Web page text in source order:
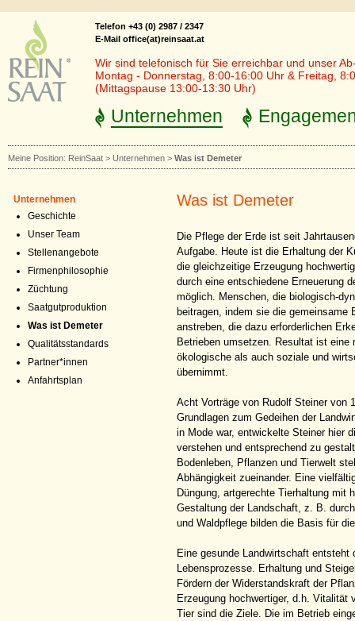
Telefon +43 (0) 2987 / 2347
E-Mail office(at)reinsaat.at
Wir sind telefonisch für Sie erreichbar und unser
Montag - Donnerstag, 8:00-16:00 Uhr & Freitag,
(Mittagspause 13:00-13:30 Uhr)
Unternehmen
Meine Position: ReinSaat > Unternehmen > Was ist Demeter
Unternehmen
Geschichte
Unser Team
Stellenangebote
Firmenphilosophie
Züchtung
Saatgutproduktion
Was ist Demeter
Qualitätsstandards
Partner*innen
Anfahrtsplan
Was ist Demeter
Die Pflege der Erde ist seit
Aufgabe. Heute ist die Erhaltung der
die gleichzeitige Erzeugung
durch eine entschiedene Erneuerung
möglich. Menschen, die biologisch-
beitragen, indem sie die
anstreben, die dazu erforderlichen
Betrieben umsetzen. Resultat ist
ökologische als auch soziale und
übernimmt.
Acht Vorträge von Rudolf Steiner von
Grundlagen zum Gedeihen der
in Mode war, entwickelte Steiner hier
verstehen und entsprechend zu
Bodenleben, Pflanzen und Tierwelt
Abhängigkeit zueinander. Eine
Düngung, artgerechte Tierhaltung mit
Gestaltung der Landschaft, z. B.
und Waldpflege bilden die Basis für
Eine gesunde Landwirtschaft entsteht
Lebensprozesse. Erhaltung und
Fördern der Widerstandskraft der
Erzeugung hochwertiger, d.h. Vitalität
Tier sind die Ziele. Die im Betrieb